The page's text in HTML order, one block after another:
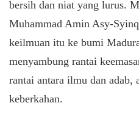
bersih dan niat yang lurus.
Muhammad Amin Asy-
keilmuan itu ke bumi
menyambung rantai
rantai antara ilmu dan adab,
keberkahan.